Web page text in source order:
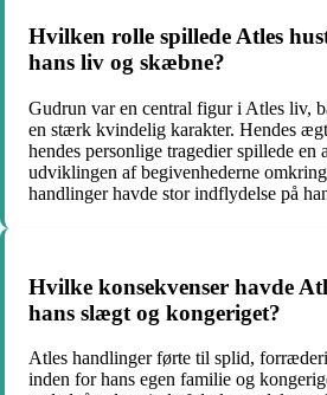
Hvilken rolle spillede Atles
hans liv og skæbne?
Gudrun var en central figur i Atles liv,
en stærk kvindelig karakter. Hendes
hendes personlige tragedier spillede en
udviklingen af begivenhederne
handlinger havde stor indflydelse på
Hvilke konsekvenser havde
hans slægt og kongeriget?
Atles handlinger førte til splid,
inden for hans egen familie og